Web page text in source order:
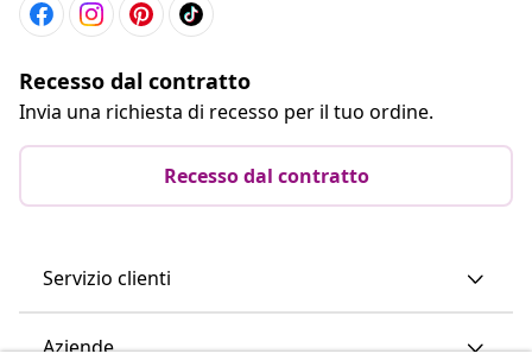
Recesso dal contratto
Invia una richiesta di recesso per il tuo ordine.
Recesso dal contratto
Servizio clienti
Aziende